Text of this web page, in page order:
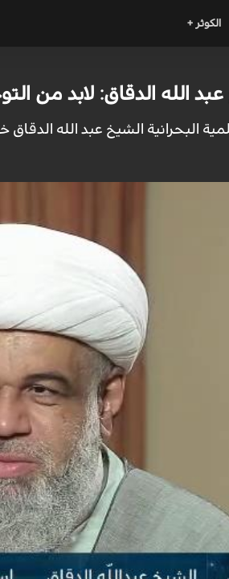
الكوثر +
الله الدقاق: لابد من